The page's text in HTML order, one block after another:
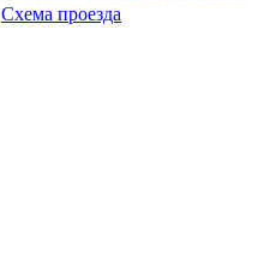
Схема проезда